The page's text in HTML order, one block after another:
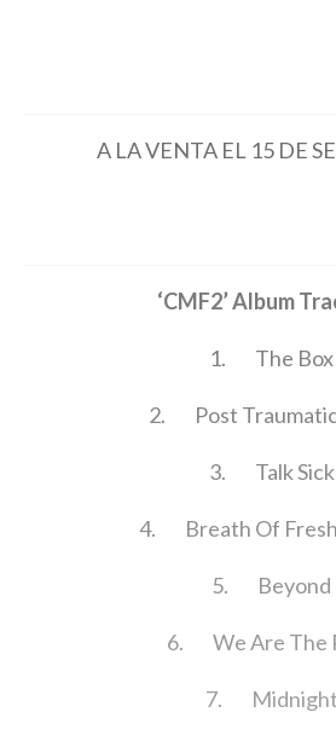
A LA VENTA EL 15 DE
‘CMF2’ Album
1. The Box
2. Post
3. Talk Sick
4. Breath Of
5. Beyond
6. We Are The
7. Midnight